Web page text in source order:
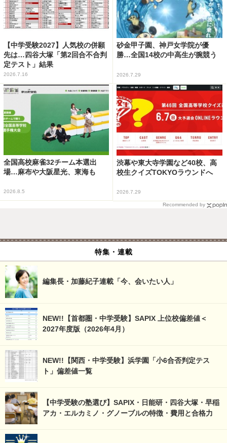
【中学受験2027】人気校の併願
先は…四谷大塚「第2回合不合判
定テスト」結果
2026.7.16
砂金甲子園、神戸女学院が優
勝…全国14校の中高生が腕競う
2026.7.29
全国高校麻雀32チーム本選出
場…麻布や大阪星光、東海も
2026.8.5
渋幕や東大寺学園など40校、高
校生クイズTOKYOラウンドへ
2026.7.29
Recommended by
特集・連載
編集長・加藤紀子連載「今、会いたい人」
NEW!!【首都圏・中学受験】SAPIX 上位校偏差値＜
2027年度版（2026年4月）
NEW!!【関西・中学受験】浜学園「小6合否判定テス
ト」偏差値一覧
【中学受験の塾選び】SAPIX・日能研・四谷大塚・早稲
アカ・エルカミノ・グノーブルの特徴・費用と合格力